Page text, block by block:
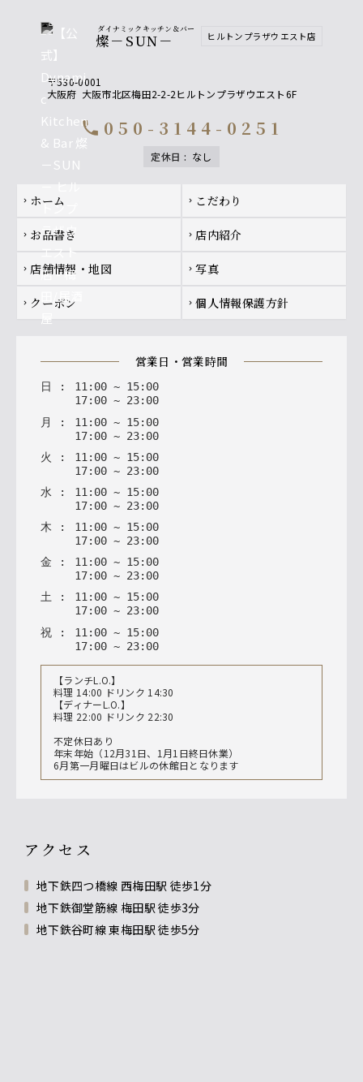
ダイナミックキッチン＆バー
燦－SUN－ ヒルトンプラザウエスト店
〒530-0001
大阪府 大阪市北区梅田2-2-2ヒルトンプラザウエスト6F
call 050-3144-0251
定休日 : なし
Footer navigation
chevron_right ホーム chevron_right こだわり
chevron_right お品書き chevron_right 店内紹介
chevron_right 店舗情報・地図 chevron_right 写真
chevron_right クーポン chevron_right 個人情報保護方針
営業日・営業時間
日 : 11: 00 ~ 15: 00
17: 00 ~ 23: 00
月
: 11 : 00 ~ 15: 00
17: 00 ~ 23: 00
火
: 11 : 00 ~ 15: 00
17: 00 ~ 23: 00
水 : 11 : 00 ~ 15: 00
17: 00 ~ 23: 00
木 : 11 : 00 ~ 15: 00
17: 00 ~ 23: 00
金 : 11: 00 ~ 15: 00
17: 00 ~ 23: 00
土 : 11: 00 ~ 15: 00
17: 00 ~ 23: 00
祝 : 11 : 00 ~ 15: 00
17: 00 ~ 23: 00
【ランチL.O.】
料理 14:00 ドリンク 14:30
【ディナーL.O.】
料理 22:00 ドリンク 22:30
不定休日あり
年末年始（12月31日、1月1日終日休業）
6月第一月曜日はビルの休館日となります
アクセス
地下鉄四つ橋線 西梅田駅 徒歩1分
地下鉄御堂筋線 梅田駅 徒歩3分
地下鉄谷町線 東梅田駅 徒歩5分